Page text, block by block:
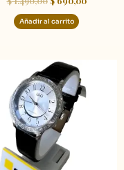
Añadir al carrito